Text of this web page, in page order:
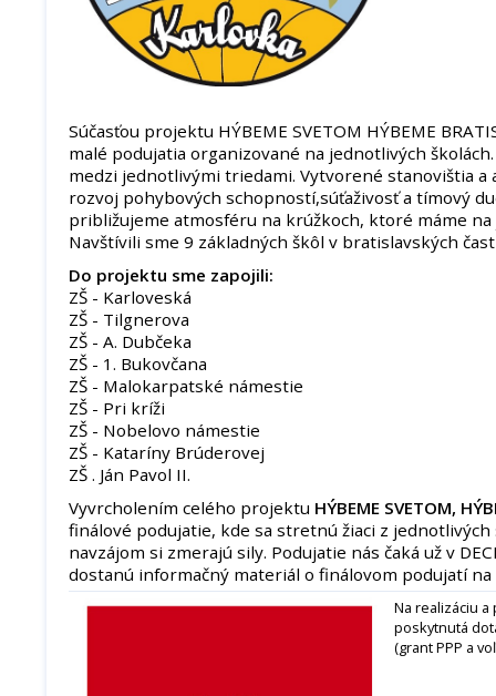
Súčasťou projektu HÝBEME SVETOM HÝBEME
malé podujatia organizované na jednotlivých
medzi jednotlivými triedami. Vytvorené stanovištia
rozvoj pohybových schopností,súťaživosť a tímový
približujeme atmosféru na krúžkoch, ktoré máme
Navštívili sme 9 základných škôl v bratislavských
Do projektu sme zapojili:
ZŠ - Karloveská
ZŠ - Tilgnerova
ZŠ - A. Dubčeka
ZŠ - 1. Bukovčana
ZŠ - Malokarpatské námestie
ZŠ - Pri kríži
ZŠ - Nobelovo námestie
ZŠ - Kataríny Brúderovej
ZŠ . Ján Pavol II.
Vyvrcholením celého projektu HÝBEME SVETOM,
finálové podujatie, kde sa stretnú žiaci z
navzájom si zmerajú sily. Podujatie nás čaká už v
dostanú informačný materiál o finálovom podujatí
Na realizáciu
poskytnutá
(grant PPP a